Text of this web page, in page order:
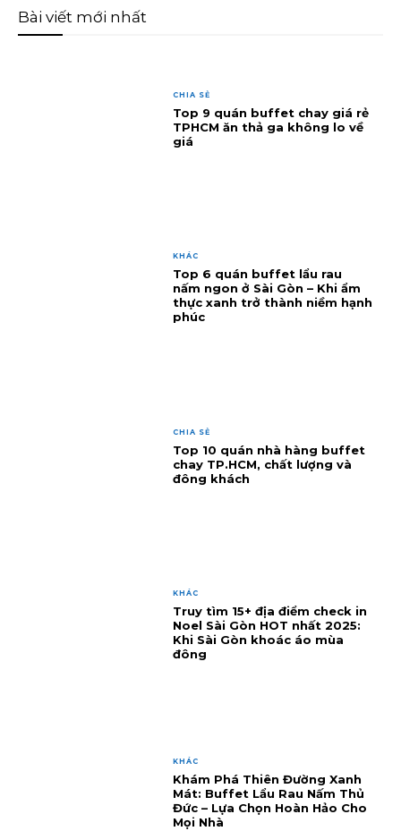
Bài viết mới nhất
CHIA SẺ
Top 9 quán buffet chay giá rẻ
TPHCM ăn thả ga không lo về
giá
KHÁC
Top 6 quán buffet lẩu rau
nấm ngon ở Sài Gòn – Khi ẩm
thực xanh trở thành niềm hạnh
phúc
CHIA SẺ
Top 10 quán nhà hàng buffet
chay TP.HCM, chất lượng và
đông khách
KHÁC
Truy tìm 15+ địa điểm check in
Noel Sài Gòn HOT nhất 2025:
Khi Sài Gòn khoác áo mùa
đông
KHÁC
Khám Phá Thiên Đường Xanh
Mát: Buffet Lẩu Rau Nấm Thủ
Đức – Lựa Chọn Hoàn Hảo Cho
Mọi Nhà